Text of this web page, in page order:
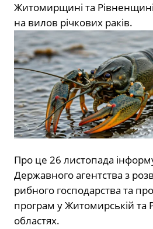
Житомирщині та
на вилов річкових раків.
Про це 26 листопада
Державного агентства з
рибного господарства та
програм у Житомирській та
областях.